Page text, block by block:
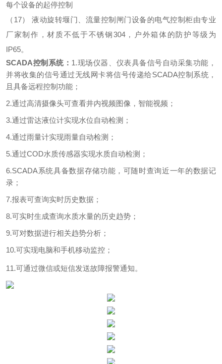
每个设备的起停控制
（17）液动旋转堰门、流量控制闸门设备的电气控制柜由专业
厂家制作，材质不低于不锈钢304，户外箱体的防护等级为
IP65。
SCADA控制系统： 1.现场仪器、仪表具备信号自动采集功能，
并将收集的信号通过无线网卡将信号传递给SCADA控制系统，
且具备远程控制功能；
2.通过高清摄像头可查看井内视频图像，智能视频；
3.通过雷达液位计实现水位自动检测；
4.通过雨量计实现雨量自动检测；
5.通过COD水质传感器实现水质自动检测；
6.SCADA系统具备数据存储功能，可随时查询近一年的数据记
录；
7.报表可查询实时历史数据；
8.可实时生成查询水质水量的历史趋势；
9.可对数据进行相关趋势分析；
10.可实现电脑和手机移动监控；
11.可通过微信或短信发送故障报警通知。